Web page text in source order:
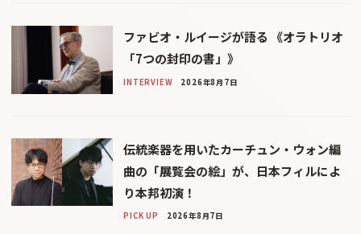
ファビオ・ルイージが語る 《オラトリオ
「7つの封印の書」》
INTERVIEW 2026年8月7日
伝統楽器を用いたカーチュン・ウォン編
曲の「展覧会の絵」が、日本フィルによ
り本邦初演！
PICK UP 2026年8月7日